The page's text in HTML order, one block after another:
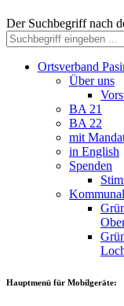
Der Suchbegriff nach
Ortsverband
Über uns
BA 21
BA 22
mit
in English
Spenden
Hauptmenü für Mobilgeräte: